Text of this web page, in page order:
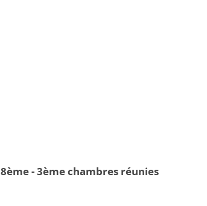
8ème - 3ème chambres réunies